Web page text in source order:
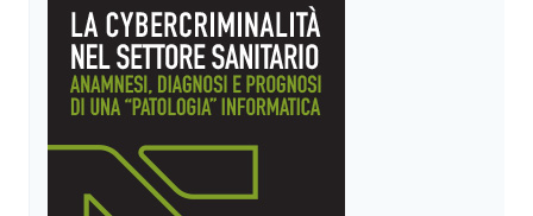
LA
CYBERSECURITY
DEI
DISPOSITIVI